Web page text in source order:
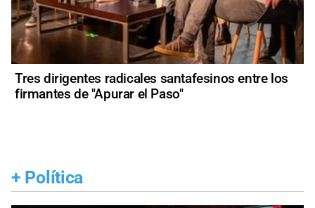
Tres dirigentes radicales santafesinos entre los
firmantes de "Apurar el Paso"
+ Política